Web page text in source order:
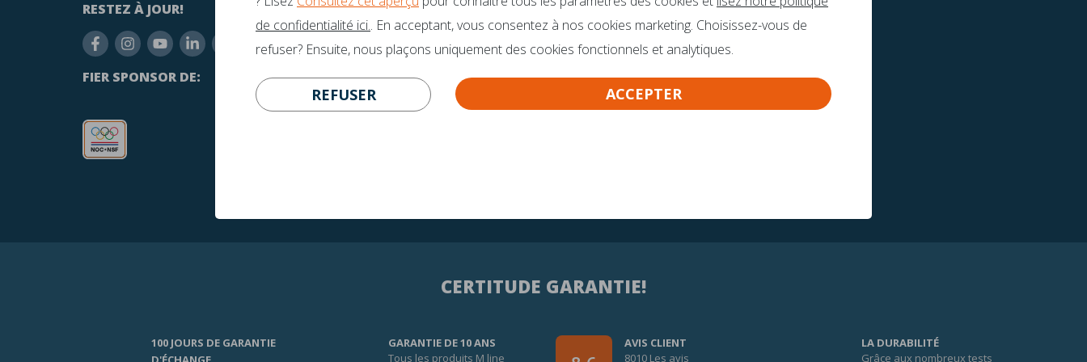
de confidentialité ici.. En acceptant, vous consentez à nos cookies marketing. Choisissez-vous de
refuser? Ensuite, nous plaçons uniquement des cookies fonctionnels et analytiques.
REFUSER ACCEPTER
RESTEZ À JOUR!
FIER SPONSOR DE:
AVEZ-VOUS DES QUESTIONS? Des brochures
CERTITUDE GARANTIE!
100 JOURS DE GARANTIE
GARANTIE DE 10 ANS
Tous les produits M line
AVIS CLIENT
8010 Les avis
LA DURABILITÉ
Grâce aux nombreux tests